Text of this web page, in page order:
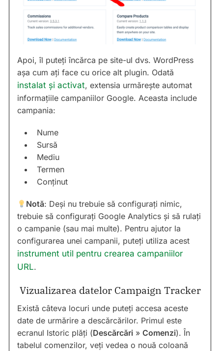
Apoi, îl puteți încărca pe site-ul dvs. WordPress
așa cum ați face cu orice alt plugin. Odată
instalat și activat, extensia urmărește automat
informațiile campaniilor Google. Aceasta include
campania:
Nume
Sursă
Mediu
Termen
Conținut
Notă: Deși nu trebuie să configurați nimic,
trebuie să configurați Google Analytics și să rulați
o campanie (sau mai multe). Pentru ajutor la
configurarea unei campanii, puteți utiliza acest
instrument util pentru crearea campaniilor
URL.
Vizualizarea datelor Campaign Tracker
Există câteva locuri unde puteți accesa aceste
date de urmărire a descărcărilor. Primul este
ecranul Istoric plăți (Descărcări » Comenzi). În
tabelul comenzilor, veți vedea o nouă coloană